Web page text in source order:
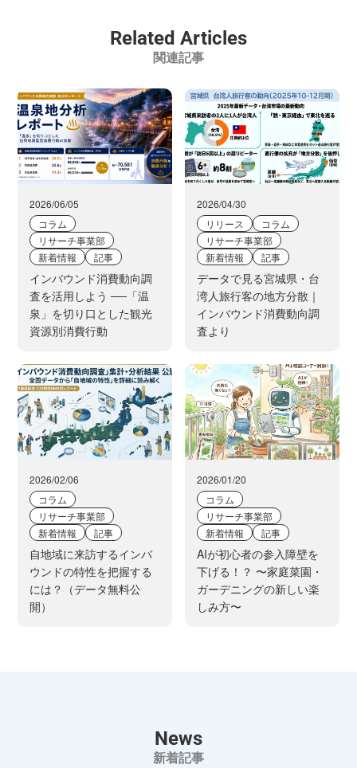
Related Articles
関連記事
2026/06/05
コラム
リサーチ事業部
新着情報
記事
インバウンド消費動向調
査を活用しよう ──「温
泉」を切り口とした観光
資源別消費行動
2026/04/30
リリース
コラム
リサーチ事業部
新着情報
記事
データで見る宮城県・台
湾人旅行客の地方分散｜
インバウンド消費動向調
査より
2026/02/06
コラム
リサーチ事業部
新着情報
記事
自地域に来訪するインバ
ウンドの特性を把握する
には？（データ無料公
開）
2026/01/20
コラム
リサーチ事業部
新着情報
記事
AIが初心者の参入障壁を
下げる！？ 〜家庭菜園・
ガーデニングの新しい楽
しみ方〜
News
新着記事